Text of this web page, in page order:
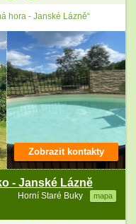
hora - Janské Lázně“
- Janské Lázně
Horní Staré Buky mapa
Zobrazit kontakty